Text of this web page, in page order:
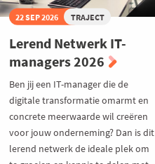
22 SEP 2026 TRAJECT
Lerend Netwerk IT-
managers 2026
Ben jij een IT-manager die de
digitale transformatie omarmt en
concrete meerwaarde wil creëren
voor jouw onderneming? Dan is dit
lerend netwerk de ideale plek om